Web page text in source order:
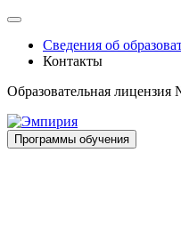
Skip
contentСведения об
Контакты
Образовательная
Программы обучения